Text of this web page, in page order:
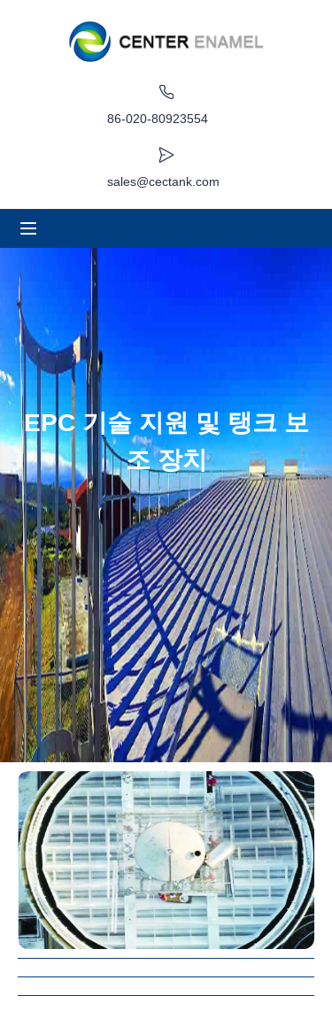
86-020-80923554
sales@cectank.com
EPC 기술 지원 및 탱크 보
조 장치
응용 프로그램
프로젝트 사례
견적 요청
소식
연락하다